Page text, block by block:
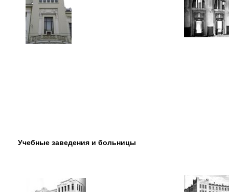
Учебные заведения и больницы